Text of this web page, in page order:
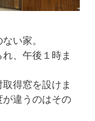
い家。
、午後１時ま
得窓を設けま
違うのはその